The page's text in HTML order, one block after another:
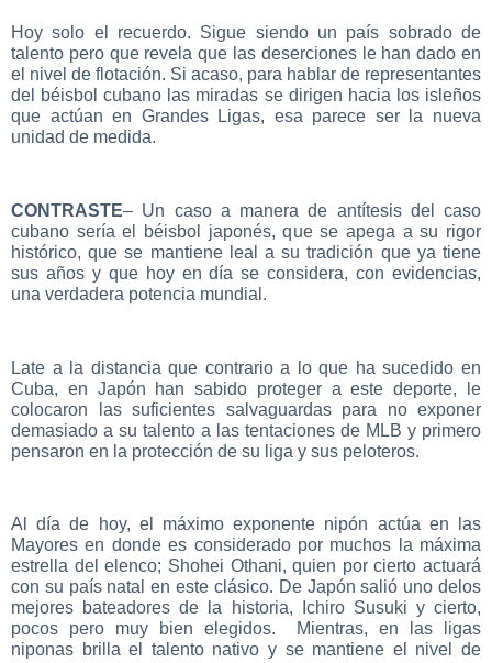
Hoy solo el recuerdo. Sigue siendo un país sobrado de
talento pero que revela que las deserciones le han dado en
el nivel de flotación. Si acaso, para hablar de representantes
del béisbol cubano las miradas se dirigen hacia los isleños
que actúan en Grandes Ligas, esa parece ser la nueva
unidad de medida.
CONTRASTE– Un caso a manera de antítesis del caso
cubano sería el béisbol japonés, que se apega a su rigor
histórico, que se mantiene leal a su tradición que ya tiene
sus años y que hoy en día se considera, con evidencias,
una verdadera potencia mundial.
Late a la distancia que contrario a lo que ha sucedido en
Cuba, en Japón han sabido proteger a este deporte, le
colocaron las suficientes salvaguardas para no exponer
demasiado a su talento a las tentaciones de MLB y primero
pensaron en la protección de su liga y sus peloteros.
Al día de hoy, el máximo exponente nipón actúa en las
Mayores en donde es considerado por muchos la máxima
estrella del elenco; Shohei Othani, quien por cierto actuará
con su país natal en este clásico. De Japón salió uno delos
mejores bateadores de la historia, Ichiro Susuki y cierto,
pocos pero muy bien elegidos. Mientras, en las ligas
niponas brilla el talento nativo y se mantiene el nivel de